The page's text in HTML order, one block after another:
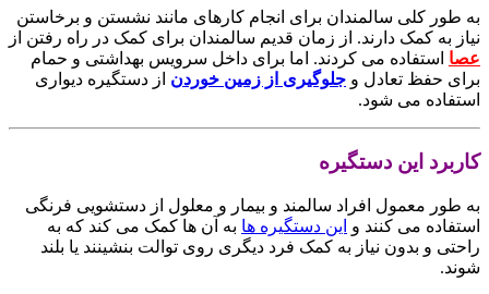
به طور کلی سالمندان برای انجام کارهای مانند نشستن و برخاستن
نیاز به کمک دارند. از زمان قدیم سالمندان برای کمک در راه رفتن از
عصا استفاده می کردند. اما برای داخل سرویس بهداشتی و حمام
برای حفظ تعادل و جلوگیری از زمین خوردن از دستگیره دیواری
استفاده می شود.
کاربرد این دستگیره
به طور معمول افراد سالمند و بیمار و معلول از دستشویی فرنگی
استفاده می کنند و این دستگیره ها به آن ها کمک می کند که به
راحتی و بدون نیاز به کمک فرد دیگری روی توالت بنشینند یا بلند
شوند.